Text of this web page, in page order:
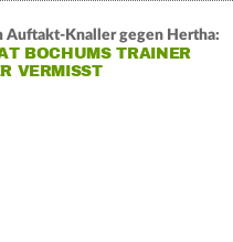
Auftakt-Knaller gegen Hertha:
BOCHUMS TRAINER
VERMISST